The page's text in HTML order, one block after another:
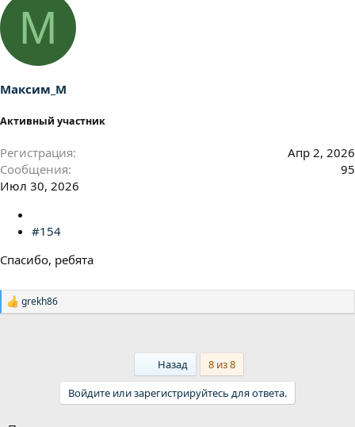
а
и
и
М
Максим_М
Активный участник
Регистрация
Апр 2, 2026
Сообщения
95
Июл 30, 2026
#154
Спасибо, ребята
Р
grekh86
Назад
8 из 8
Войдите или зарегистрируйтесь для ответа.